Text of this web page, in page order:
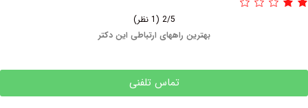
بهترین راههای ارتباطی این دکتر
تماس تلفنی